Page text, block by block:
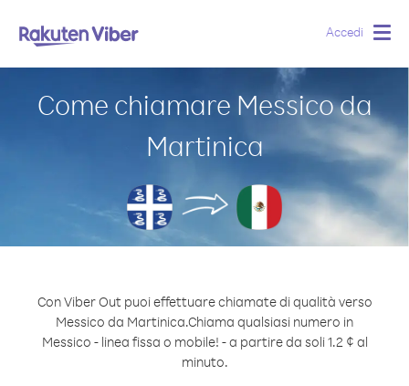
Accedi
Come chiamare Messico da
Martinica
Con Viber Out puoi effettuare chiamate di qualità verso
Messico da Martinica.Chiama qualsiasi numero in
Messico - linea fissa o mobile! - a partire da soli 1.2 ¢ al
minuto.